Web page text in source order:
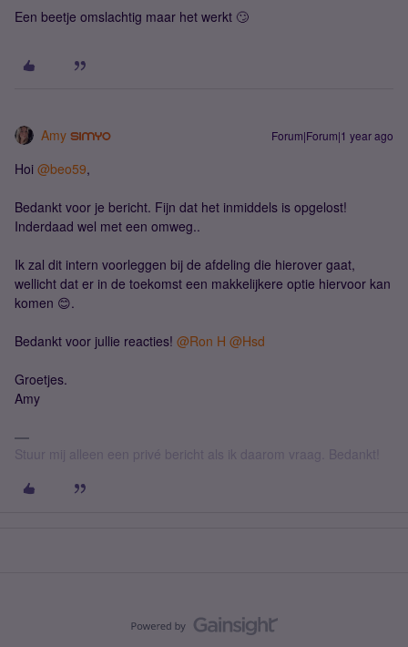
Een beetje omslachtig maar het werkt 🙄
Amy Forum|Forum|1 year ago
Hoi @beo59,
Bedankt voor je bericht. Fijn dat het inmiddels is opgelost!
Inderdaad wel met een omweg..
Ik zal dit intern voorleggen bij de afdeling die hierover gaat,
wellicht dat er in de toekomst een makkelijkere optie hiervoor kan
komen 😊.
Bedankt voor jullie reacties! @Ron H @Hsd
Groetjes.
Amy
Stuur mij alleen een privé bericht als ik daarom vraag. Bedankt!